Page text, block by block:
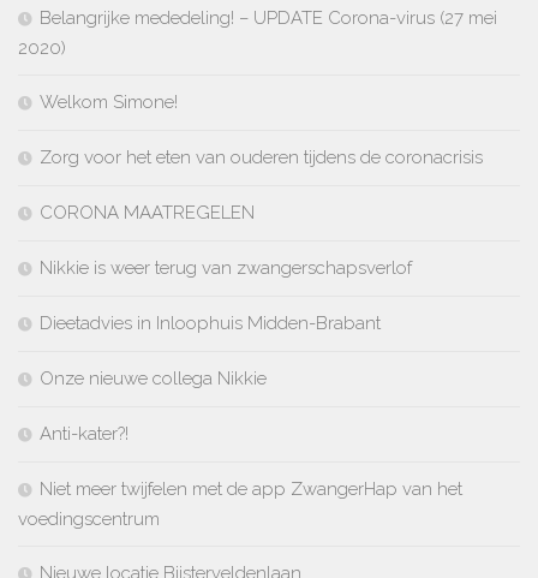
Belangrijke mededeling! – UPDATE Corona-virus (27 mei
2020)
Welkom Simone!
Zorg voor het eten van ouderen tijdens de coronacrisis
CORONA MAATREGELEN
Nikkie is weer terug van zwangerschapsverlof
Dieetadvies in Inloophuis Midden-Brabant
Onze nieuwe collega Nikkie
Anti-kater?!
Niet meer twijfelen met de app ZwangerHap van het
voedingscentrum
Nieuwe locatie Bijsterveldenlaan